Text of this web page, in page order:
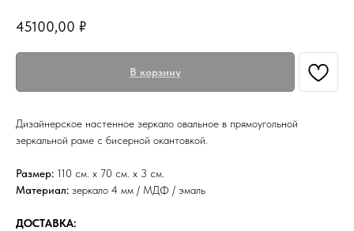
45100,00 ₽
В корзину
Дизайнерское настенное зеркало овальное в прямоугольной
зеркальной раме с бисерной окантовкой.
Размер: 110 см. х 70 см. х 3 см.
Материал: зеркало 4 мм / МДФ / эмаль
ДОСТАВКА: